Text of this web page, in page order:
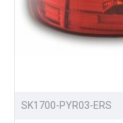
SK1700-PYR03-ERS